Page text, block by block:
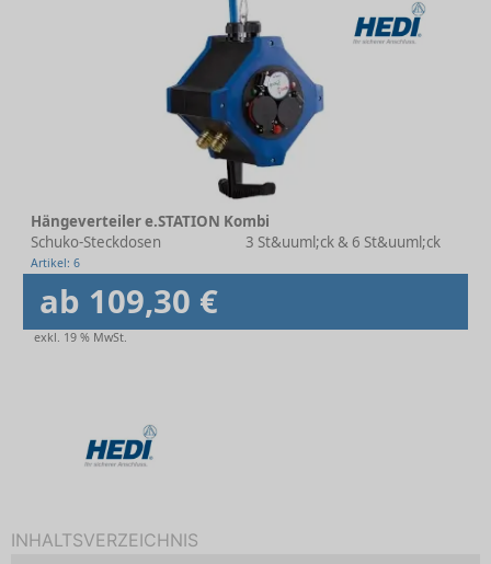
Hängeverteiler e.STATION Kombi
Schuko-Steckdosen
3 St&uuml;ck & 6 St&uuml;ck
Artikel: 6
ab 109,30 €
exkl. 19 % MwSt.
INHALTSVERZEICHNIS